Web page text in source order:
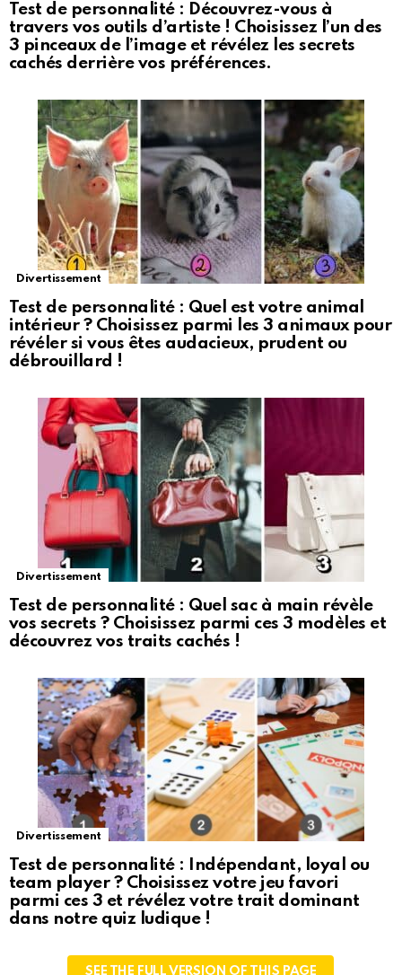
Test de personnalité : Découvrez-vous à
travers vos outils d’artiste ! Choisissez l’un des
3 pinceaux de l’image et révélez les secrets
cachés derrière vos préférences.
Divertissement
Test de personnalité : Quel est votre animal
intérieur ? Choisissez parmi les 3 animaux pour
révéler si vous êtes audacieux, prudent ou
débrouillard !
Divertissement
Test de personnalité : Quel sac à main révèle
vos secrets ? Choisissez parmi ces 3 modèles et
découvrez vos traits cachés !
Divertissement
Test de personnalité : Indépendant, loyal ou
team player ? Choisissez votre jeu favori
parmi ces 3 et révélez votre trait dominant
dans notre quiz ludique !
SEE THE FULL VERSION OF THIS PAGE